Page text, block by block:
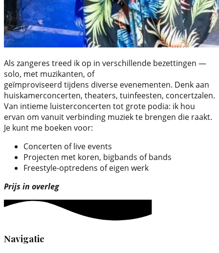
Als zangeres treed ik op in verschillende bezettingen —
solo, met muzikanten, of
geïmproviseerd tijdens diverse evenementen. Denk aan
huiskamerconcerten, theaters, tuinfeesten, concertzalen.
Van intieme luisterconcerten tot grote podia: ik hou
ervan om vanuit verbinding muziek te brengen die raakt.
Je kunt me boeken voor:
Concerten of live events
Projecten met koren, bigbands of bands
Freestyle-optredens of eigen werk
Prijs in overleg
Navigatie